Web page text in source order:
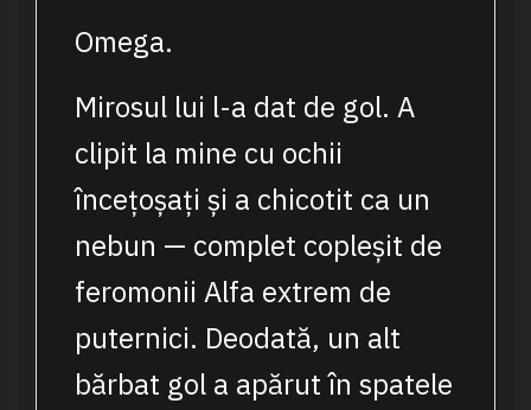
Omega.
Mirosul lui l-a dat de gol. A
clipit la mine cu ochii
încețoșați și a chicotit ca un
nebun — complet copleșit de
feromonii Alfa extrem de
puternici. Deodată, un alt
bărbat gol a apărut în spatele